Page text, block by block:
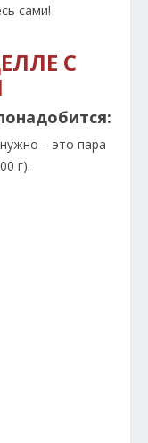
сами!
С
– это пара
г).